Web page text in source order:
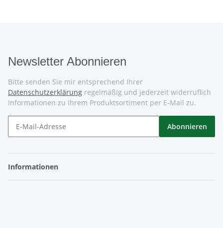
Newsletter Abonnieren
Bitte senden Sie mir entsprechend Ihrer
Datenschutzerklärung regelmäßig und jederzeit widerruflich
Informationen zu Ihrem Produktsortiment per E-Mail zu.
Abonnieren
Informationen